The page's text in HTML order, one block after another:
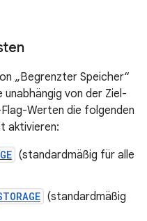
„Begrenzter Speicher“
von der Ziel-
Werten die folgenden
aktivieren:
(standardmäßig für alle
(standardmäßig